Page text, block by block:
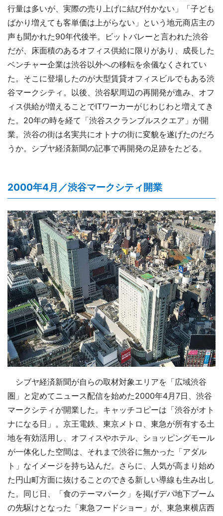
行量は多いが、実際の売り上げに結び付かない」「子ども
ばかり増えても客単価は上がらない」という地元商店主の
声も聞かれた90年代後半。ビットバレーと言われた渋谷
だが、床面積のあるオフィス供給に限りがあり、成長した
ベンチャー企業は渋谷以外への移転を余儀なくされてい
た。そこに登場したのが大型賃貸オフィスビルでもある渋
谷マークシティ。以後、渋谷駅周辺の再開発が進み、オフ
ィス供給が増えることでITワーカーがじわじわと増えてき
た。20年の時を経て「渋谷スクランブルスクエア」が開
業。渋谷の街は名実共にオトナの街に変貌を遂げたのだろ
うか。シブヤ経済新聞の記事で再開発の足跡をたどる。
2000年4月／渋谷マークシティ開業
シブヤ経済新聞が自らの取材対象エリアを「広域渋谷
圏」と定めてニュース配信を始めた2000年4月7日、渋谷
マークシティが開業した。キャッチコピーは「渋谷がオト
ナになる日」。京王電鉄、東京メトロ、東急が所有する土
地を有効活用し、オフィスやホテル、ショッピングモール
が一体化した空間は、それまで渋谷に無かった「アダル
ト」なイメージを持ち込んだ。さらに、人気が高まり始め
た円山町方面に抜けることのできる新しい導線も生み出し
た。同じ日、「食のテーマパーク」を掲げデパ地下ブーム
の先駆けとなった「東急フードショー」が、東急東横店西